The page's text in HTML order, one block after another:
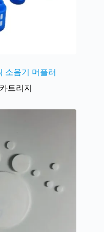
소음기 머플러
트리지